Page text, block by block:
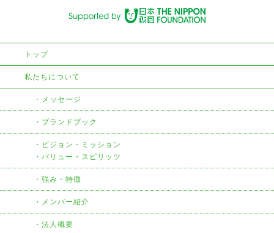
トップ
私たちについて
メッセージ
ブランドブック
ビジョン・ミッション
・バリュー・スピリッツ
強み・特徴
メンバー紹介
法人概要